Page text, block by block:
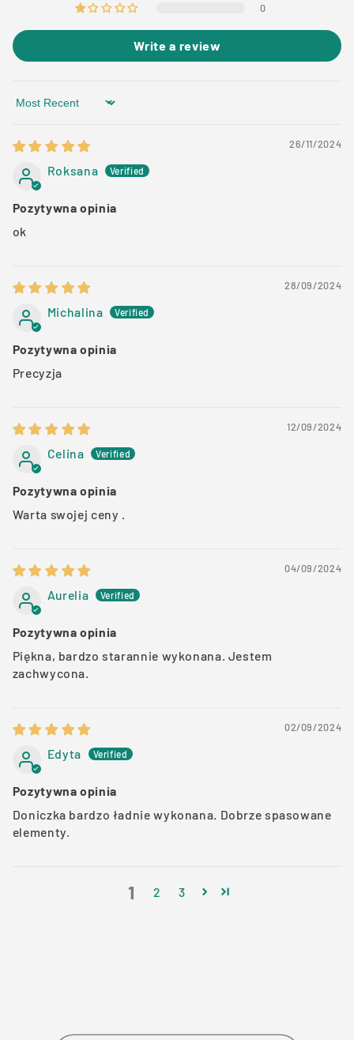
0
Write a review
Sort by
26/11/2024
Roksana
Pozytywna opinia
ok
28/09/2024
Michalina
Pozytywna opinia
Precyzja
12/09/2024
Celina
Pozytywna opinia
Warta swojej ceny .
04/09/2024
Aurelia
Pozytywna opinia
Piękna, bardzo starannie wykonana. Jestem
zachwycona.
02/09/2024
Edyta
Pozytywna opinia
Doniczka bardzo ładnie wykonana. Dobrze spasowane
elementy.
1 2 3